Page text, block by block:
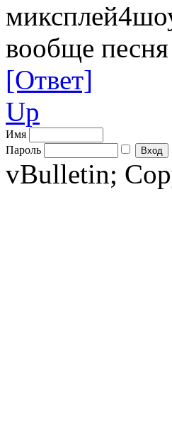
вообще песня
[Ответ]
Up
Имя
Пароль
vBulletin;